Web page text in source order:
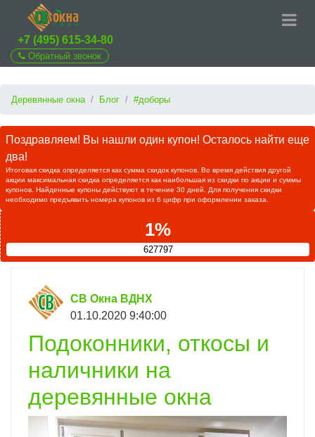
+7 (495) 615-34-80
Обратный звонок
Деревянные окна Блог #доборы
Поздравляем! Вы нашли один купон! Осталось найти еще
два!
Итоговая скидка определяется как сумма скидок купонов. Во время действия другой
акции максимальная скидка определяется как наибольшая из скидки по акции и суммы
купонов. Найденные купоны действуют в течение 30 дней. Для получения скидки
необходимо предъявить номера купонов из 6 цифр при оформлении заказа.
1%
627797
СВ Окна ВДНХ
01.10.2020 9:40:00
Подоконники, откосы и
наличники на
деревянные окна